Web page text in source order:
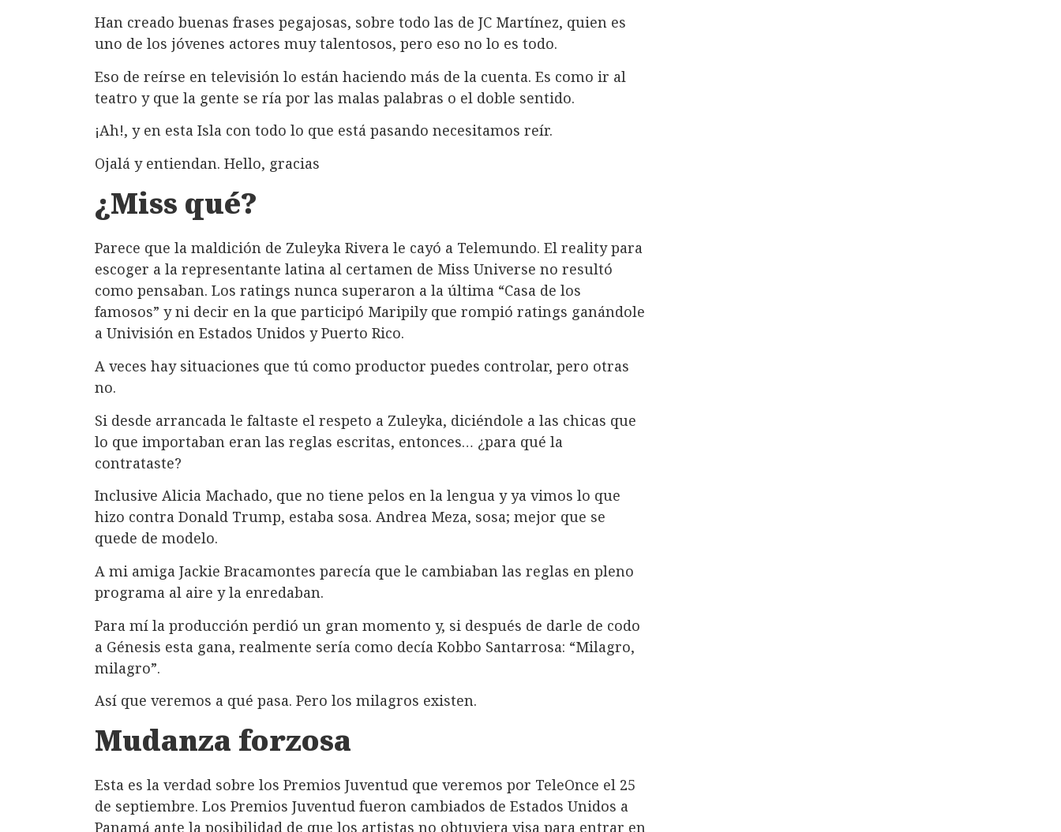
Han creado buenas frases pegajosas, sobre todo las de JC Martínez, quien es
uno de los jóvenes actores muy talentosos, pero eso no lo es todo.
Eso de reírse en televisión lo están haciendo más de la cuenta. Es como ir al
teatro y que la gente se ría por las malas palabras o el doble sentido.
¡Ah!, y en esta Isla con todo lo que está pasando necesitamos reír.
Ojalá y entiendan. Hello, gracias
¿Miss qué?
Parece que la maldición de Zuleyka Rivera le cayó a Telemundo. El reality para
escoger a la representante latina al certamen de Miss Universe no resultó
como pensaban. Los ratings nunca superaron a la última “Casa de los
famosos” y ni decir en la que participó Maripily que rompió ratings ganándole
a Univisión en Estados Unidos y Puerto Rico.
A veces hay situaciones que tú como productor puedes controlar, pero otras
no.
Si desde arrancada le faltaste el respeto a Zuleyka, diciéndole a las chicas que
lo que importaban eran las reglas escritas, entonces… ¿para qué la
contrataste?
Inclusive Alicia Machado, que no tiene pelos en la lengua y ya vimos lo que
hizo contra Donald Trump, estaba sosa. Andrea Meza, sosa; mejor que se
quede de modelo.
A mi amiga Jackie Bracamontes parecía que le cambiaban las reglas en pleno
programa al aire y la enredaban.
Para mí la producción perdió un gran momento y, si después de darle de codo
a Génesis esta gana, realmente sería como decía Kobbo Santarrosa: “Milagro,
milagro”.
Así que veremos a qué pasa. Pero los milagros existen.
Mudanza forzosa
Esta es la verdad sobre los Premios Juventud que veremos por TeleOnce el 25
de septiembre. Los Premios Juventud fueron cambiados de Estados Unidos a
Panamá ante la posibilidad de que los artistas no obtuviera visa para entrar en